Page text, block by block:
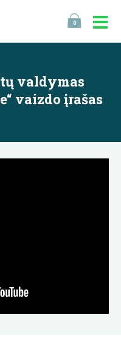
0
valdymas
vaizdo įrašas